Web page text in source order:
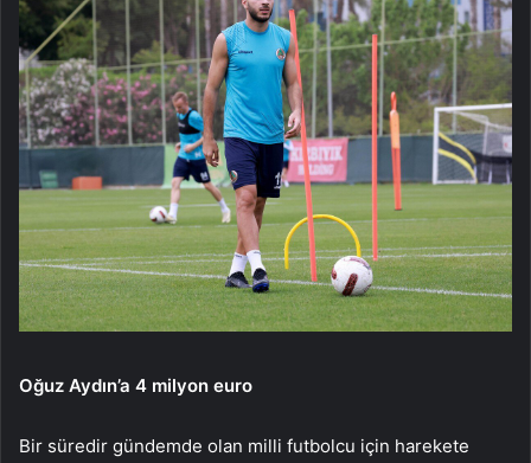
Oğuz Aydın’a 4 milyon euro
Bir süredir gündemde olan milli futbolcu için harekete